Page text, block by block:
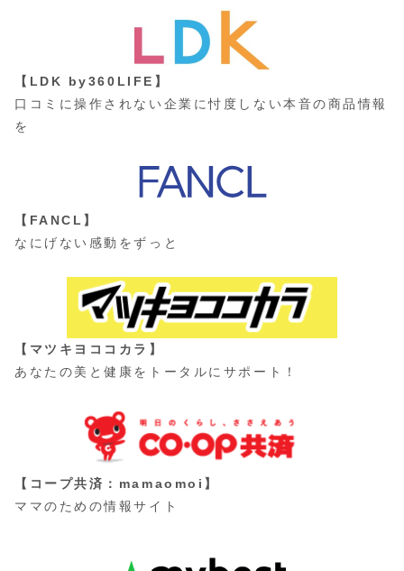
【LDK by360LIFE】
口コミに操作されない企業に忖度しない本音の商品情報
を
【FANCL】
なにげない感動をずっと
【マツキヨココカラ】
あなたの美と健康をトータルにサポート！
【コープ共済：mamaomoi】
ママのための情報サイト